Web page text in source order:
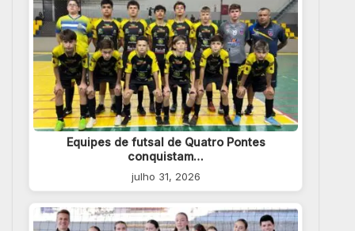
Equipes de futsal de Quatro Pontes
conquistam…
julho 31, 2026